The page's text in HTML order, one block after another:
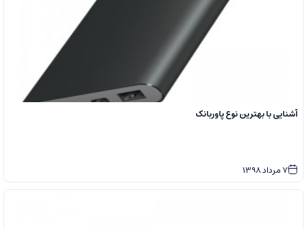
آشنایی با بهترین نوع پاوربانک
7مرداد1398